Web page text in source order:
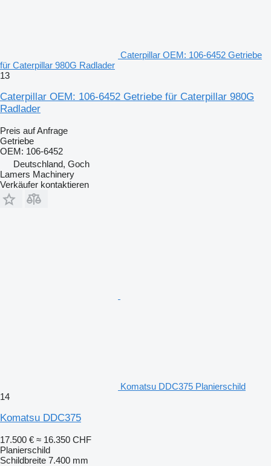
Caterpillar OEM: 106-6452 Getriebe
für Caterpillar 980G Radlader
13
Caterpillar OEM: 106-6452 Getriebe für Caterpillar 980G
Radlader
Preis auf Anfrage
Getriebe
OEM: 106-6452
Deutschland, Goch
Lamers Machinery
Verkäufer kontaktieren
Komatsu DDC375 Planierschild
14
Komatsu DDC375
17.500 € ≈ 16.350 CHF
Planierschild
Schildbreite 7.400 mm